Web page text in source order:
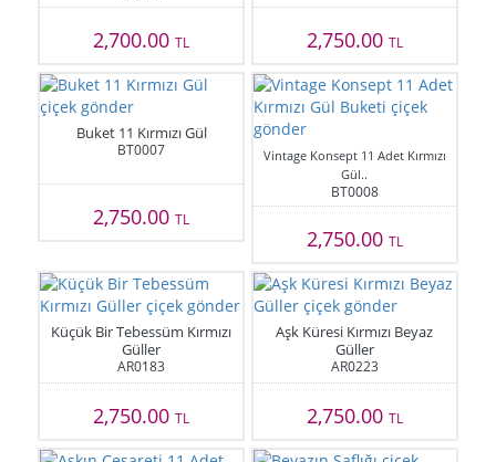
2,700.00TL 2,750.00 TL
Buket 11 Kırmızı Gül
BT0007
2,750.00TL
Vintage Konsept 11 Adet Kırmızı
Gül..
BT0008
2,750.00 TL
Küçük Bir Tebessüm Kırmızı
Güller
AR0183
2,750.00TL
Aşk Küresi Kırmızı Beyaz
Güller
AR0223
2,750.00 TL